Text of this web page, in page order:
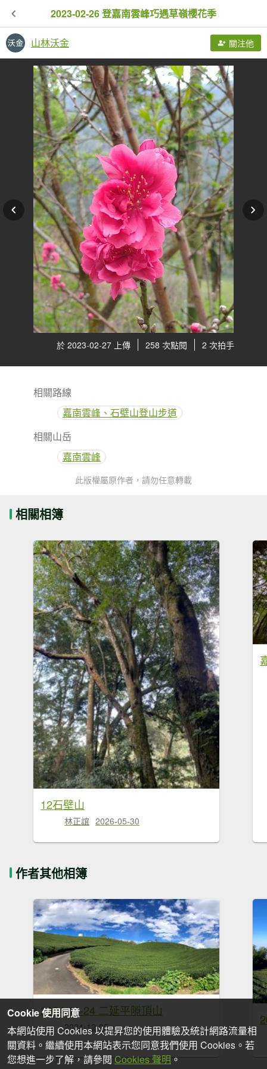
2023-02-26 登嘉南雲峰巧遇草嶺櫻花季
山林沃金 關注他
於 2023-02-27 上傳 258 次點閱 2 次拍手
相關路線
嘉南雲峰、石壁山登山步道
相關山岳
嘉南雲峰
此版權屬原作者，請勿任意轉載
相關相簿
12石壁山
林正誼 2026-05-30
作者其他相簿
2024-11-24 二延平隙頂山
2024-12-05
Cookie 使用同意
本網站使用 Cookies 以提昇您的使用體驗及統計網路流量相
關資料。繼續使用本網站表示您同意我們使用 Cookies。若
您想進一步了解，請參閱 Cookies 聲明 。